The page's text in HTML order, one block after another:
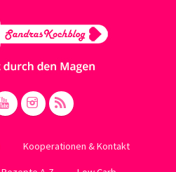
Kooperationen & Kontakt